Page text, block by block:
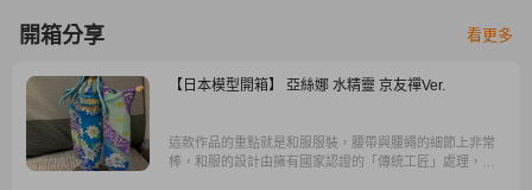
開箱分享 看更多
【日本模型開箱】 亞絲娜 水精靈 京友禪Ver.
這款作品的重點就是和服服裝，腰帶與腰繩的細節上非常
棒，和服的設計由擁有國家認證的「傳統工匠」處理，並